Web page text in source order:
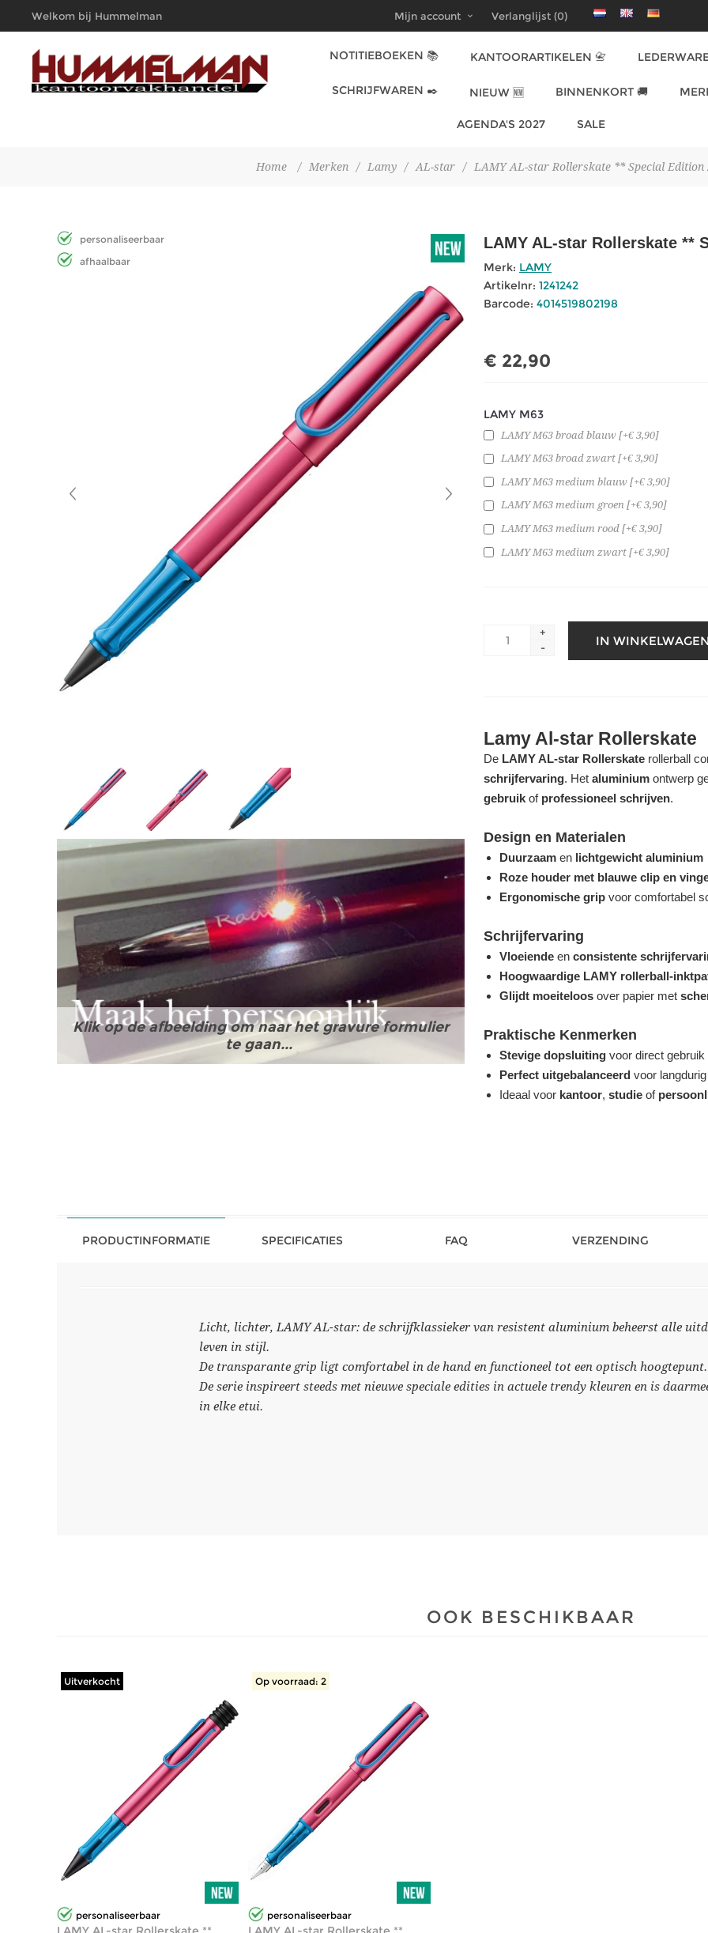
Welkom bij Hummelman
Kantoorvakhandel
Mijn account Verlanglijst (0)
NOTITIEBOEKEN 📚 KANTOORARTIKELEN 📇
SCHRIJFWAREN ✒️ NIEUW 🆕 BINNENKORT 🚚
AGENDA'S 2027 SALE
Home / Merken / Lamy / AL-star / LAMY AL-star Rollerskate ** Special
personaliseerbaar
afhaalbaar
Klik op de afbeelding om naar het gravure formulier
te gaan...
LAMY AL-star Rollerskate **
Merk: LAMY
Artikelnr: 1241242
Barcode: 4014519802198
€ 22,90
LAMY M63
LAMY M63 broad blauw [+€ 3,90]
LAMY M63 broad zwart [+€ 3,90]
LAMY M63 medium blauw [+€ 3,90]
LAMY M63 medium groen [+€ 3,90]
LAMY M63 medium rood [+€ 3,90]
LAMY M63 medium zwart [+€ 3,90]
+
-
Lamy Al-star Rollerskate
De LAMY AL-star Rollerskate rollerball
schrijfervaring. Het aluminium ontwerp
gebruik of professioneel schrijven.
Design en Materialen
Duurzaam en lichtgewicht aluminium
Roze houder met blauwe clip en
Ergonomische grip voor comfortabel
Schrijfervaring
Vloeiende en consistente
Hoogwaardige LAMY rollerball-
Glijdt moeiteloos over papier met
Praktische Kenmerken
Stevige dopsluiting voor direct gebruik
Perfect uitgebalanceerd voor
Ideaal voor kantoor, studie of
PRODUCTINFORMATIE SPECIFICATIES FAQ VERZENDING
Licht, lichter, LAMY AL-star: de schrijfklassieker van resistent aluminium beheerst alle
leven in stijl.
De transparante grip ligt comfortabel in de hand en functioneel tot een optisch hoogtepunt.
De serie inspireert steeds met nieuwe speciale edities in actuele trendy kleuren en is
in elke etui.
OOK BESCHIKBAAR
personaliseerbaar
Uitverkocht
personaliseerbaar
Op voorraad: 2